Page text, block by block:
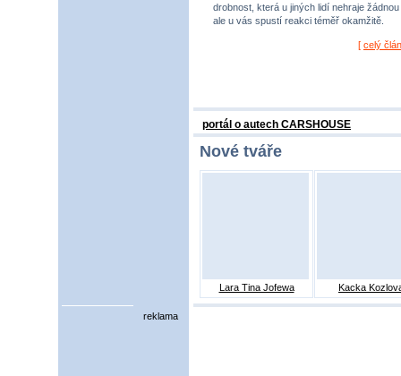
drobnost, která u jiných lidí nehraje žádnou
ale u vás spustí reakci téměř okamžitě.
[ celý
portál o autech CARSHOUSE
Nové tváře
Lara Tina Jofewa Kacka
reklama